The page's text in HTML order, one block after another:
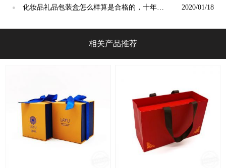
期合作？美妆品牌集采议价攻略
●
化妆品礼品包装盒怎么样算是合格的，十年经
2020/01/18
相关产品推荐